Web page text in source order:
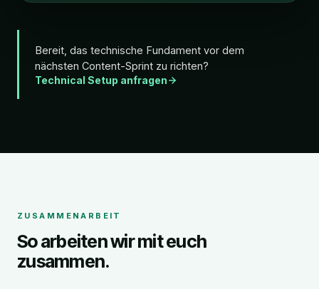
Bereit, das technische Fundament vor dem
nächsten Content-Sprint zu richten?
Technical Setup anfragen
ZUSAMMENARBEIT
So arbeiten wir mit euch
zusammen.